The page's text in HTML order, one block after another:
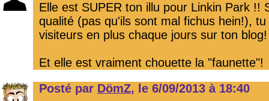
Elle est SUPER ton illu pour Linkin Park !!
qualité (pas qu'ils sont mal fichus hein!),
visiteurs en plus chaque jours sur ton blog!
Et elle est vraiment chouette la "faunette"!
Posté par DömZ, le 6/09/2013 à 18:40